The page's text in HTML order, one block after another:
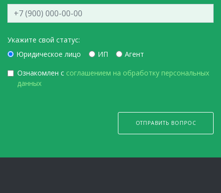
Укажите свой статус:
Юридическое лицо
ИП
Агент
Ознакомлен с соглашением на обработку персональных
данных
ОТПРАВИТЬ ВОПРОС